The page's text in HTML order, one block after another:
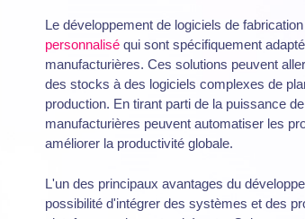
Le développement de logiciels de
personnaliséqui sont spécifiquement
manufacturières. Ces solutions peuvent
des stocks à des logiciels complexes de
production. En tirant parti de la puissance
manufacturières peuvent automatiser les
améliorer la productivité globale.
L'un des principaux avantages du
possibilité d'intégrer des systèmes et des